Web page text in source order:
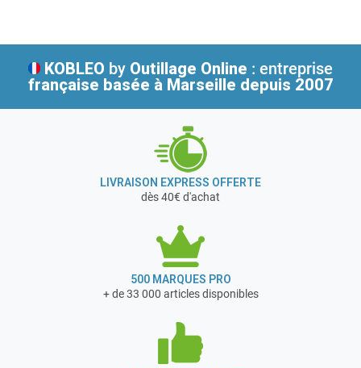
KOBLEO by Outillage Online : entreprise
française basée à Marseille depuis 2007
LIVRAISON EXPRESS OFFERTE
dès 40€ d'achat
500 MARQUES PRO
+ de 33 000 articles disponibles